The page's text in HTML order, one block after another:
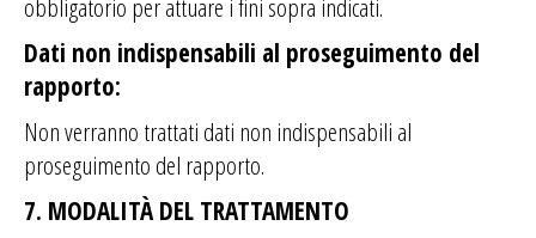
obbligatorio per attuare i fini sopra indicati.
Dati non indispensabili al proseguimento del
rapporto:
Non verranno trattati dati non indispensabili al
proseguimento del rapporto.
7. MODALITÀ DEL TRATTAMENTO